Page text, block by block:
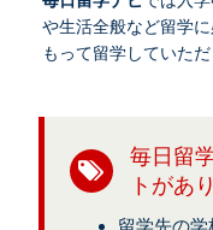
や生活全般など留学
もって留学していた
毎日留
トがあ
留学先の